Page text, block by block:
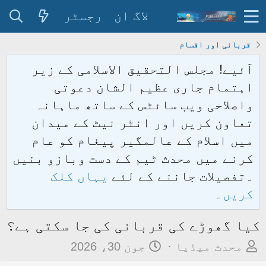
لاگ ان رجسٹر
قربانی اور اقسام
آئیے! مجلس التحقیق الاسلامی کے زیر
اہتمام جاری عظیم الشان دعوتی
واصلاحی ویب سائٹس کے ساتھ ماہانہ
تعاون کریں اور انٹر نیٹ کے میدان
میں اسلام کے عالمگیر پیغام کو عام
کرنے میں محدث ٹیم کے دست وبازو بنیں
۔تفصیلات جاننے کے لئے یہاں کلک
کریں۔
کیا گھوڑے کی قربانی کی جا سکتی ہے؟
ممحدث میڈیا
ت
جون 30، 2026